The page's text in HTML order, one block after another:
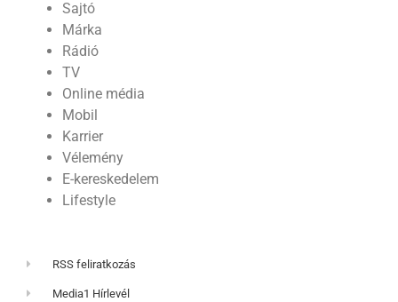
Sajtó
Márka
Rádió
TV
Online média
Mobil
Karrier
Vélemény
E-kereskedelem
Lifestyle
RSS feliratkozás
Media1 Hírlevél